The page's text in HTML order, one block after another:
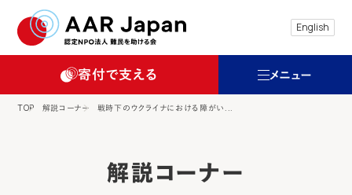
English
寄付で支える メニュー
TOP 解説コーナー 戦時下のウクライナにおける障がい...
解説コーナー